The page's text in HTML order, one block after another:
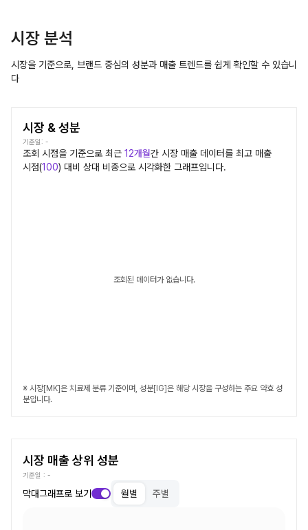
시장 분석
시장을 기준으로, 브랜드 중심의 성분과 매출 트렌드를 쉽게 확인할 수 있습니
다
시장 & 성분
기준일: -
조회 시점을 기준으로 최근 12개월간 시장 매출 데이터를 최고 매출
시점(100) 대비 상대 비중으로 시각화한 그래프입니다.
조회된 데이터가 없습니다.
※ 시장[MK]은 치료제 분류 기준이며, 성분[IG]은 해당 시장을 구성하는 주요 약효 성
분입니다.
시장 매출 상위 성분
기준일 : -
막대그래프로 보기 월별 주별